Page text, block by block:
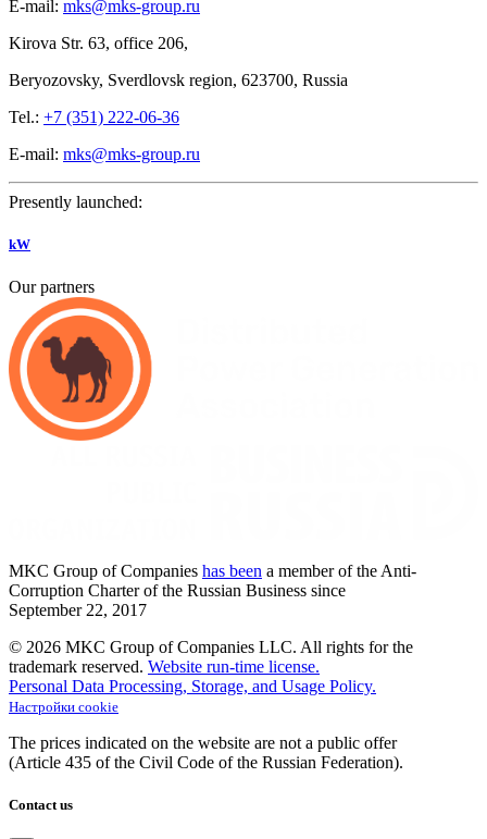
E-mail: mks@mks-group.ru
Kirova Str. 63, office 206,
Beryozovsky, Sverdlovsk region, 623700, Russia
Tel.: +7 (351) 222-06-36
E-mail: mks@mks-group.ru
Presently launched:
kW
Our partners
MKC Group of Companies has been a member of the Anti-
Corruption Charter of the Russian Business since
September 22, 2017
© 2026 MKC Group of Companies LLC. All rights for the
trademark reserved. Website run-time license.
Personal Data Processing, Storage, and Usage Policy.
Настройки cookie
The prices indicated on the website are not a public offer
(Article 435 of the Civil Code of the Russian Federation).
Contact us